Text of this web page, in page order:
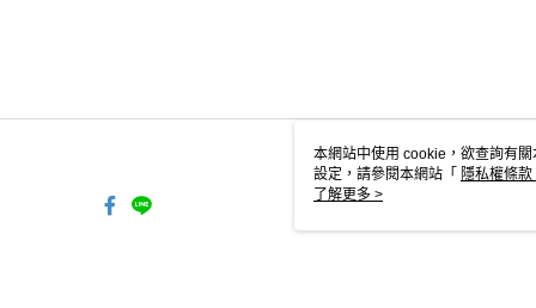
本網站中使用 cookie，欲查詢有
設定，請參閱本網站「 隱私權條款
使用 cookie。
了解更多 >